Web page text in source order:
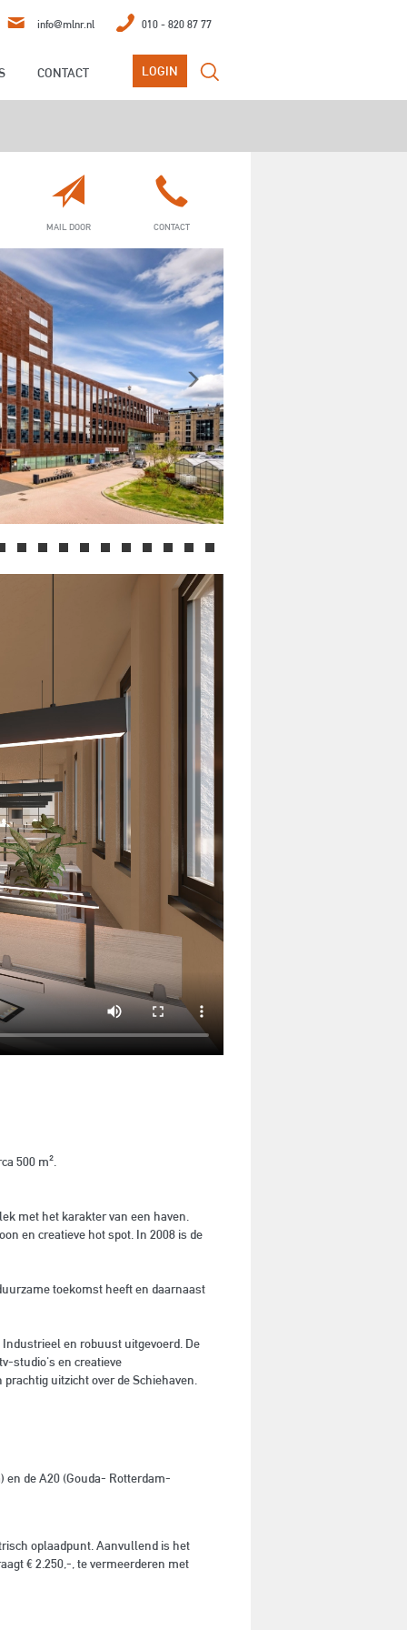
010 - 820 87 77
info@mlnr.nl
BEDRIJFSTAXATIES
CONTACT LOGIN
CONTACT
MAIL DOOR
Next
500 m².
met het karakter van een haven.
en creatieve hot spot. In 2008 is de
toekomst heeft en daarnaast
en robuust uitgevoerd. De
studio's en creatieve
uitzicht over de Schiehaven.
en de A20 (Gouda- Rotterdam-
oplaadpunt. Aanvullend is het
€ 2.250,-, te vermeerderen met